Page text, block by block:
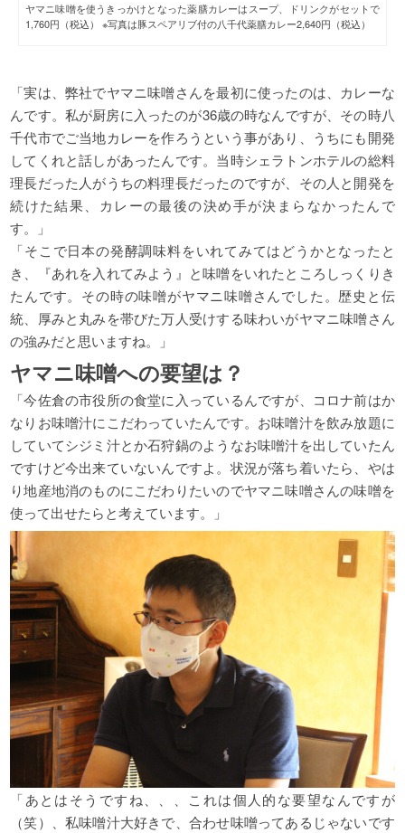
ヤマニ味噌を使うきっかけとなった薬膳カレーはスープ、ドリンクがセットで
1,760円（税込） ※写真は豚スペアリブ付の八千代薬膳カレー2,640円（税込）
「実は、弊社でヤマニ味噌さんを最初に使ったのは、カレーな
んです。私が厨房に入ったのが36歳の時なんですが、その時八
千代市でご当地カレーを作ろうという事があり、うちにも開発
してくれと話しがあったんです。当時シェラトンホテルの総料
理長だった人がうちの料理長だったのですが、その人と開発を
続けた結果、カレーの最後の決め手が決まらなかったんで
す。」
「そこで日本の発酵調味料をいれてみてはどうかとなったと
き、『あれを入れてみよう』と味噌をいれたところしっくりき
たんです。その時の味噌がヤマニ味噌さんでした。歴史と伝
統、厚みと丸みを帯びた万人受けする味わいがヤマニ味噌さん
の強みだと思いますね。」
ヤマニ味噌への要望は？
「今佐倉の市役所の食堂に入っているんですが、コロナ前はか
なりお味噌汁にこだわっていたんです。お味噌汁を飲み放題に
していてシジミ汁とか石狩鍋のようなお味噌汁を出していたん
ですけど今出来ていないんですよ。状況が落ち着いたら、やは
り地産地消のものにこだわりたいのでヤマニ味噌さんの味噌を
使って出せたらと考えています。」
「あとはそうですね、、、これは個人的な要望なんですが
（笑）、私味噌汁大好きで、合わせ味噌ってあるじゃないです